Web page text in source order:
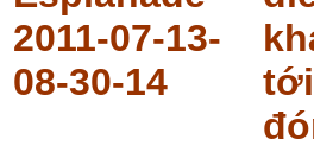
tới